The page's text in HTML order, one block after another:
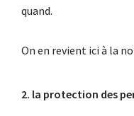
quand.
On en revient ici à la
2. la protection des